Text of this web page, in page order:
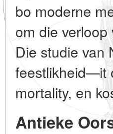
bo moderne
om die
Die studie van
feestlikheid—it
mortality, en
Antieke